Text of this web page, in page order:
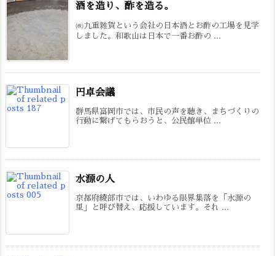
酒を造り、酢を造る。
㈱九重雜賀という会社の日本酒とお酢の工場を見学
しました。和歌山は日本で一番お酢の ...
円卓会議
群馬県富岡市では、市民の声を聴き、まちづくりの
行動に繋げてもらおうと、公民館単位 ...
水源の人
京都府綾部市では、いわゆる限界集落を「水源の
里」と呼び替え、応援しています。それ ...